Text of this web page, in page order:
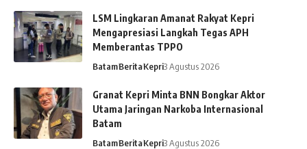
LSM Lingkaran Amanat Rakyat Kepri
Mengapresiasi Langkah Tegas APH
Memberantas TPPO
BatamBeritaKepri3 Agustus 2026
Granat Kepri Minta BNN Bongkar Aktor
Utama Jaringan Narkoba Internasional
Batam
BatamBeritaKepri3 Agustus 2026